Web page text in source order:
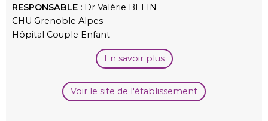
RESPONSABLE : Dr Valérie BELIN
CHU Grenoble Alpes
Hôpital Couple Enfant
En savoir plus
Voir le site de l'établissement